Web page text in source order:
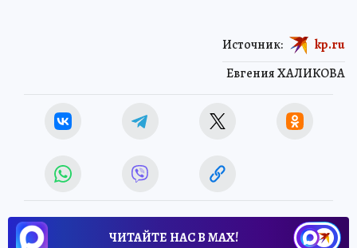
Евгения ХАЛИКОВА
Источник: kp.ru
ЧИТАЙТЕ НАС В МАХ!